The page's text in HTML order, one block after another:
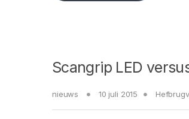
Scangrip LED
nieuws 10 juli 2015